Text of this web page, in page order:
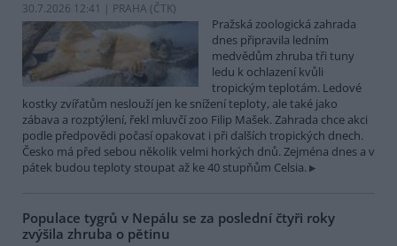
30.7.2026 12:41 | PRAHA (ČTK)
Pražská zoologická zahrada
dnes připravila ledním
medvědům zhruba tři tuny
ledu k ochlazení kvůli
tropickým teplotám. Ledové
kostky zvířatům neslouží jen ke snížení teploty, ale také jako
zábava a rozptýlení, řekl mluvčí zoo Filip Mašek. Zahrada chce akci
podle předpovědi počasí opakovat i při dalších tropických dnech.
Česko má před sebou několik velmi horkých dnů. Zejména dnes a v
pátek budou teploty stoupat až ke 40 stupňům Celsia.
Populace tygrů v Nepálu se za poslední čtyři roky
zvýšila zhruba o pětinu